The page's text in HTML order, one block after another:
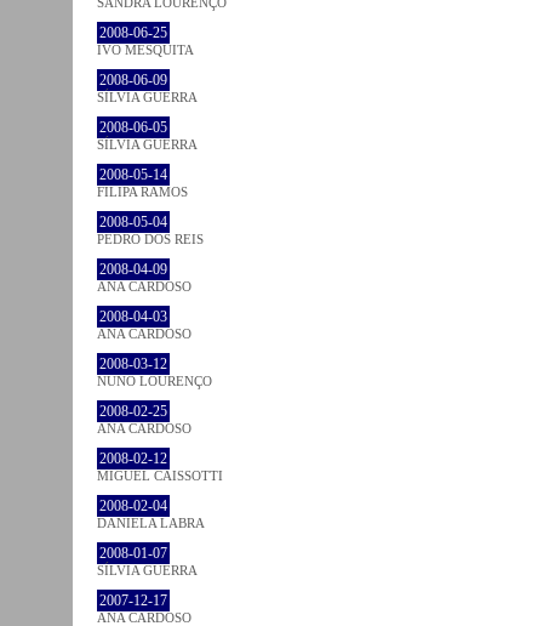
2008-06-25
IVO MESQUITA
2008-06-09
SÍLVIA GUERRA
2008-06-05
SÍLVIA GUERRA
2008-05-14
FILIPA RAMOS
2008-05-04
PEDRO DOS REIS
2008-04-09
ANA CARDOSO
2008-04-03
ANA CARDOSO
2008-03-12
NUNO LOURENÇO
2008-02-25
ANA CARDOSO
2008-02-12
MIGUEL CAISSOTTI
2008-02-04
DANIELA LABRA
2008-01-07
SÍLVIA GUERRA
2007-12-17
ANA CARDOSO